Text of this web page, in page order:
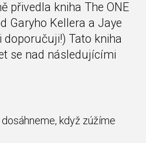
přivedla kniha The ONE
Garyho Kellera a Jaye
doporučuji!) Tato kniha
se nad následujícími
když zúžíme